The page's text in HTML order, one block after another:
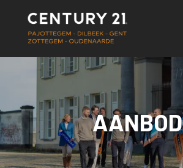
AANBOD